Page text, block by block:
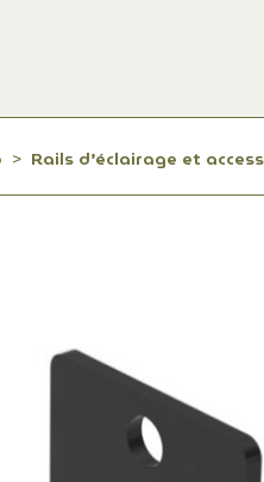
Rails d’éclairage et